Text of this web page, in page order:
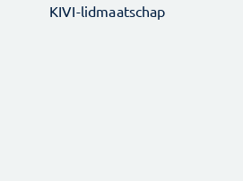
KIVI-lidmaatschap